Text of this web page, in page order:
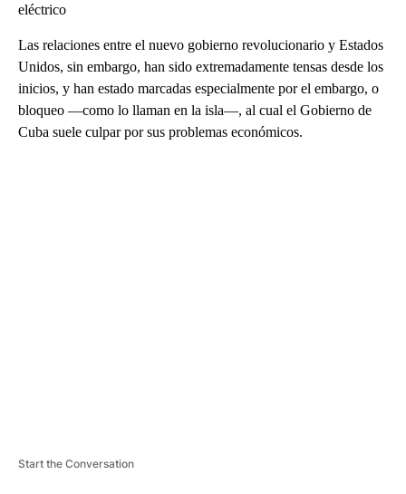
eléctrico
Las relaciones entre el nuevo gobierno revolucionario y Estados
Unidos, sin embargo, han sido extremadamente tensas desde los
inicios, y han estado marcadas especialmente por el embargo, o
bloqueo —como lo llaman en la isla—, al cual el Gobierno de
Cuba suele culpar por sus problemas económicos.
Start the Conversation